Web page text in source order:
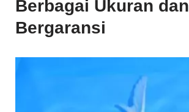
Berbagai Ukuran dan
Bergaransi